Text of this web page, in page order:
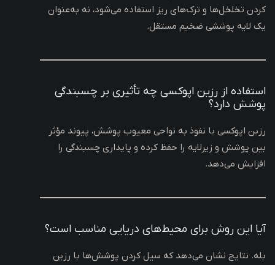
کردن تخلخل‌ها و ترک‌های ریز استفاده می‌شود، نه به‌عنوان
یک لایه پوششی ضخیم مستقل.
استفاده از رزین اپوکسی چه تأثیری بر چسبندگی
پوشش دارد؟
رزین اپوکسی با نفوذ به نواحی معیوب پوشش، پیوند مؤثر
بین پوشش و زیرلایه را حفظ کرده و پایداری چسبندگی را
افزایش می‌دهد.
آیا این روش برای محیط‌های دریایی مناسب است؟
بله. نتایج نشان می‌دهد که سیل کردن پوشش‌ها با رزین